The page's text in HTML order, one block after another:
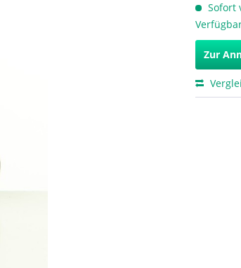
Sofort
Zur